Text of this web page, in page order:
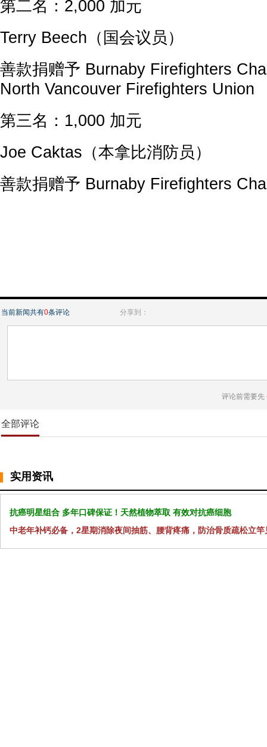
第二名：2,000 加元
Terry Beech（国会议员）
善款捐赠予 Burnaby Firefighters
North Vancouver Firefighters Union
第三名：1,000 加元
Joe Caktas（本拿比消防员）
善款捐赠予 Burnaby Firefighters
当前新闻共有0条评论 分享到：
评论前需要先
全部评论
实用资讯
抗癌明星组合 多年口碑保证！天然植物萃取 有效对抗癌细胞
中老年补钙必备，2星期消除夜间抽筋、腰背疼痛，防治骨质疏松立竿